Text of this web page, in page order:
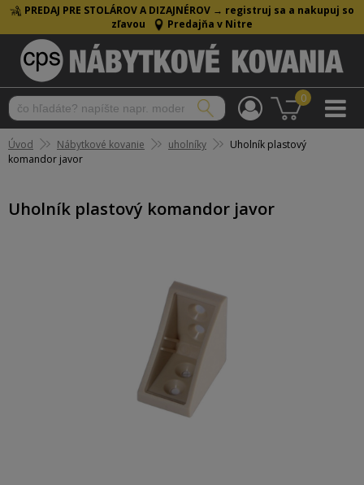
PREDAJ PRE STOLÁROV A DIZAJNÉROV → registruj sa a nakupuj so
zľavou
Predajňa v Nitre
0
Úvod Nábytkové kovanie uholníky
Uholník plastový
komandor javor
Uholník plastový komandor javor